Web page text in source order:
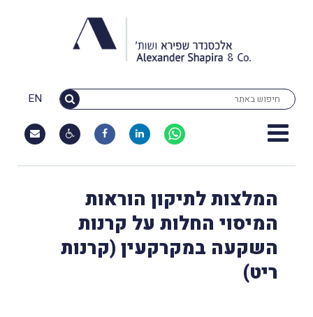
EN
המלצות לתיקון הוראות
המיסוי החלות על קרנות
השקעה במקרקעין (קרנות
ריט)